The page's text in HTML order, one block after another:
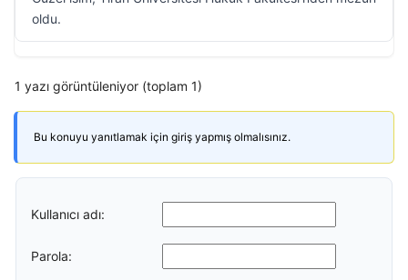
oldu.
1 yazı görüntüleniyor (toplam 1)
Bu konuyu yanıtlamak için giriş yapmış olmalısınız.
Kullanıcı adı:
Parola: